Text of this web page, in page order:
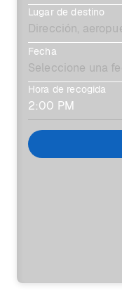
Lugar de destino
Fecha
Hora de recogida